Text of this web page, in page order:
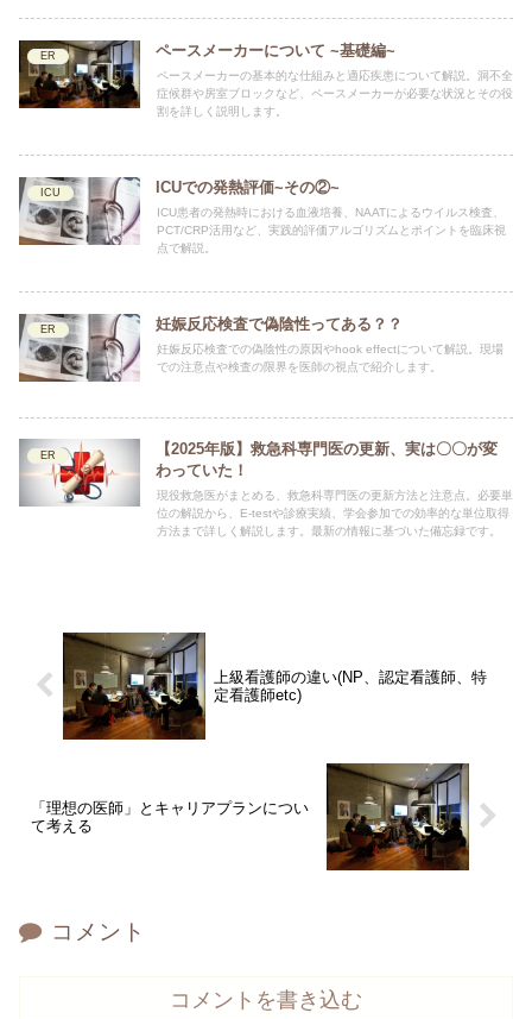
ER ペースメーカーについて ~基礎編~
ペースメーカーの基本的な仕組みと適応疾患について解説。洞不全
症候群や房室ブロックなど、ペースメーカーが必要な状況とその役
割を詳しく説明します。
ICU ICUでの発熱評価~その②~
ICU患者の発熱時における血液培養、NAATによるウイルス検査、
PCT/CRP活用など、実践的評価アルゴリズムとポイントを臨床視
点で解説。
ER 妊娠反応検査で偽陰性ってある？？
妊娠反応検査での偽陰性の原因やhook effectについて解説。現場
での注意点や検査の限界を医師の視点で紹介します。
ER
【2025年版】救急科専門医の更新、実は〇〇が変
わっていた！
現役救急医がまとめる、救急科専門医の更新方法と注意点。必要単
位の解説から、E-testや診療実績、学会参加での効率的な単位取得
方法まで詳しく解説します。最新の情報に基づいた備忘録です。
上級看護師の違い(NP、認定看護師、特
定看護師etc)
「理想の医師」とキャリアプランについ
て考える
コメント
コメントを書き込む